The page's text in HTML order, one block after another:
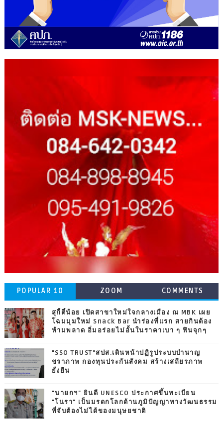
POPULAR 10 ZOOM COMMENTS
สุกี้ตี๋น้อย เปิดสาขาใหม่ใจกลางเมือง ณ MBK เผย
โฉมมุมใหม่ Snack Bar นำร่องที่แรก สายกินต้อง
ห้ามพลาด อิ่มอร่อยไม่อั้นในราคาเบา ๆ ฟินจุกๆ
"SSO TRUST"สปส.เดินหน้าปฏิรูประบบบำนาญ
ชราภาพ กองทุนประกันสังคม สร้างเสถียรภาพ
ยั่งยืน
"นายกฯ" ยินดี UNESCO ประกาศขึ้นทะเบียน
"โนรา" เป็นมรดกโลกด้านภูมิปัญญาทางวัฒนธรรม
ที่จับต้องไม่ได้ของมนุษยชาติ